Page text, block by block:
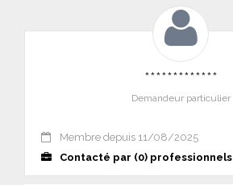
*************
Demandeur particulier
Membre depuis 11/08/2025
Contacté par (0) professionnels